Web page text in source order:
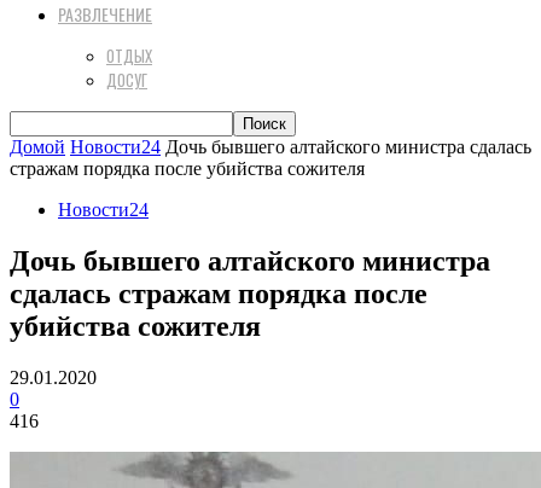
РАЗВЛЕЧЕНИЕ
ОТДЫХ
ДОСУГ
Домой Новости24 Дочь бывшего алтайского министра сдалась
стражам порядка после убийства сожителя
Новости24
Дочь бывшего алтайского министра
сдалась стражам порядка после
убийства сожителя
29.01.2020
0
416